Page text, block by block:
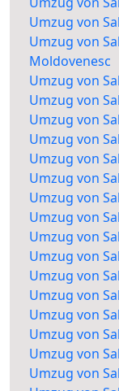
Umzug von
Umzug von
Moldovenesc
Umzug von
Umzug von
Umzug von
Umzug von
Umzug von
Umzug von
Umzug von
Umzug von
Umzug von
Umzug von
Umzug von
Umzug von
Umzug von
Umzug von
Umzug von
Umzug von